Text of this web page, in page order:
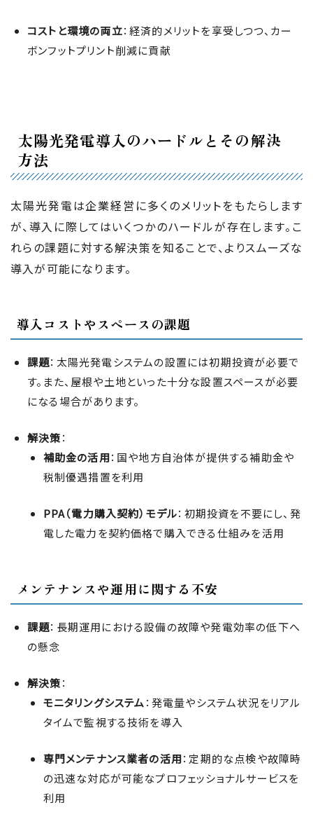
コストと環境の両立：経済的メリットを享受しつつ、カー
ボンフットプリント削減に貢献
太陽光発電導入のハードルとその解決
方法
太陽光発電は企業経営に多くのメリットをもたらします
が、導入に際してはいくつかのハードルが存在します。こ
れらの課題に対する解決策を知ることで、よりスムーズな
導入が可能になります。
導入コストやスペースの課題
課題：太陽光発電システムの設置には初期投資が必要で
す。また、屋根や土地といった十分な設置スペースが必要
になる場合があります。
解決策：
補助金の活用：国や地方自治体が提供する補助金や
税制優遇措置を利用
PPA（電力購入契約）モデル：初期投資を不要にし、発
電した電力を契約価格で購入できる仕組みを活用
メンテナンスや運用に関する不安
課題：長期運用における設備の故障や発電効率の低下へ
の懸念
解決策：
モニタリングシステム：発電量やシステム状況をリアル
タイムで監視する技術を導入
専門メンテナンス業者の活用：定期的な点検や故障時
の迅速な対応が可能なプロフェッショナルサービスを
利用